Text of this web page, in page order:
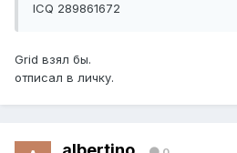
ICQ 289861672
Grid взял бы.
отписал в личку.